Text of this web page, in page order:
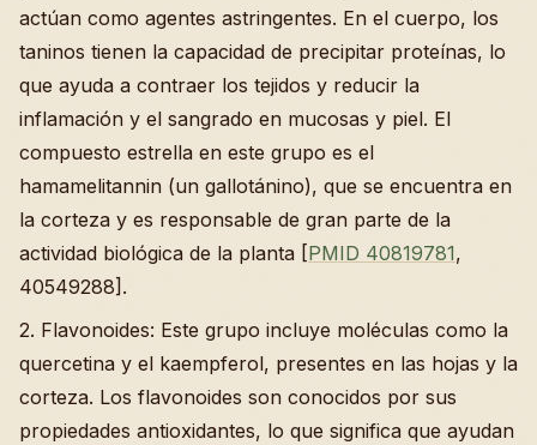
actúan como agentes astringentes. En el cuerpo, los
taninos tienen la capacidad de precipitar proteínas, lo
que ayuda a contraer los tejidos y reducir la
inflamación y el sangrado en mucosas y piel. El
compuesto estrella en este grupo es el
hamamelitannin (un gallotánino), que se encuentra en
la corteza y es responsable de gran parte de la
actividad biológica de la planta [PMID 40819781,
40549288].
2. Flavonoides: Este grupo incluye moléculas como la
quercetina y el kaempferol, presentes en las hojas y la
corteza. Los flavonoides son conocidos por sus
propiedades antioxidantes, lo que significa que ayudan